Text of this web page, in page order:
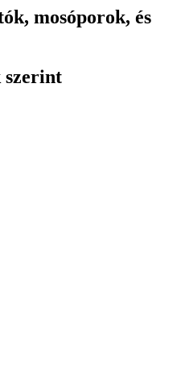
mosóporok, és
szerint